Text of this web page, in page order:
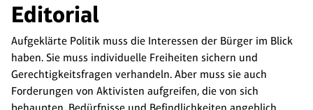
Editorial
Aufgeklärte Politik muss die Interessen der Bürger im Blick
haben. Sie muss individuelle Freiheiten sichern und
Gerechtigkeitsfragen verhandeln. Aber muss sie auch
Forderungen von Aktivisten aufgreifen, die von sich